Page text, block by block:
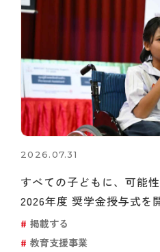
2026.07.31
すべての子どもに、可能
2026年度 奨学金授与式を
掲載する
教育支援事業